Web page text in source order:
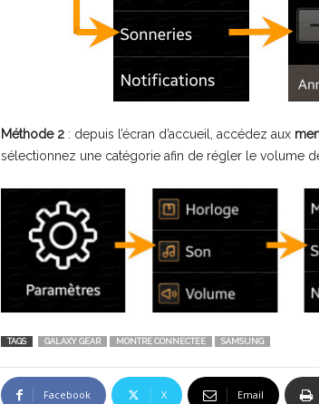
Méthode 2: depuis l’écran d’accueil, accédez aux
sélectionnez une catégorie afin de régler le volume
TAGS GALAXY GEAR MONTRE CONNECTEE SAMSUNG
Facebook X Email